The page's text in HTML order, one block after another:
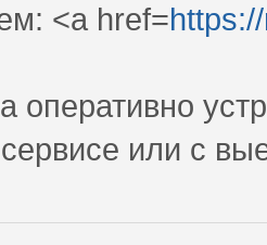
<a href=
оперативно
сервисе или с